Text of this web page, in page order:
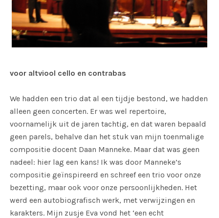
voor altviool cello en contrabas
We hadden een trio dat al een tijdje bestond, we hadden
alleen geen concerten. Er was wel repertoire,
voornamelijk uit de jaren tachtig, en dat waren bepaald
geen parels, behalve dan het stuk van mijn toenmalige
compositie docent Daan Manneke. Maar dat was geen
nadeel: hier lag een kans! Ik was door Manneke’s
compositie geïnspireerd en schreef een trio voor onze
bezetting, maar ook voor onze persoonlijkheden. Het
werd een autobiografisch werk, met verwijzingen en
karakters. Mijn zusje Eva vond het ‘een echt